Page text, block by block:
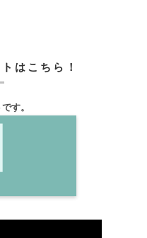
はこちら！
す。